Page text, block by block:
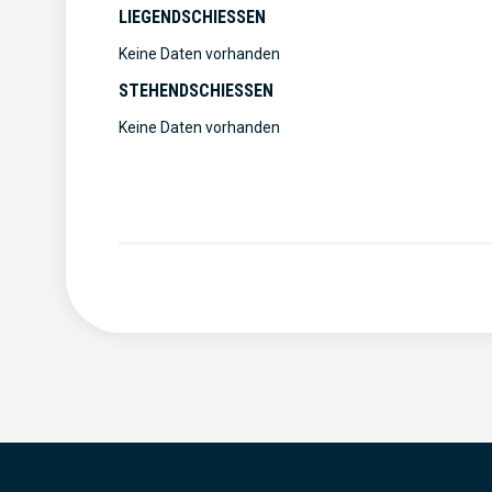
LIEGENDSCHIESSEN
Keine Daten vorhanden
STEHENDSCHIESSEN
Keine Daten vorhanden